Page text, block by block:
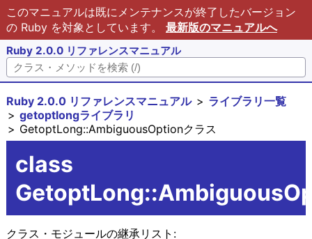
このマニュアルは既にメンテナンスが終了したバージョン
の Ruby を対象としています。 最新版のマニュアルへ
Ruby 2.0.0 リファレンスマニュアル
Ruby 2.0.0 リファレンスマニュアル
ライブラリ一覧
getoptlongライブラリ
GetoptLong::AmbiguousOptionクラス
class
クラス・モジュールの継承リスト: